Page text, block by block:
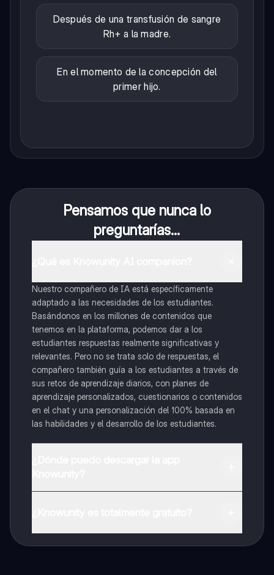
Después de una transfusión de sangre
Rh+ a la madre.
En el momento de la concepción del
primer hijo.
Pensamos que nunca lo
preguntarías...
Nuestro compañero de IA está específicamente
adaptado a las necesidades de los estudiantes.
Basándonos en los millones de contenidos que
tenemos en la plataforma, podemos dar a los
estudiantes respuestas realmente significativas y
relevantes. Pero no se trata solo de respuestas, el
compañero también guía a los estudiantes a través de
sus retos de aprendizaje diarios, con planes de
aprendizaje personalizados, cuestionarios o contenidos
en el chat y una personalización del 100% basada en
las habilidades y el desarrollo de los estudiantes.